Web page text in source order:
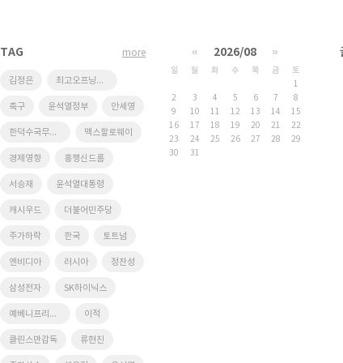
TAG
김정은 최고오프닝스코어
축구 윤석열정부 안세영
한덕수국무총리 맥스할로웨이
경제영향 흥행신드롬
서승재 윤석열대통령
캐시우드 더불어민주당
주가하락 한국 토트넘
엔비디아 러시아 정찬성
삼성전자 SK하이닉스
예베니프리고진 이적
클린스만감독 류현진
more « 2026/08 »
일 월 화 수 목 금
토
1
2
3 4 5 6 7
8
9
10 11 12 13 14
15
16
17 18 19 20 21
22
23
24 25 26 27 28
29
30
31